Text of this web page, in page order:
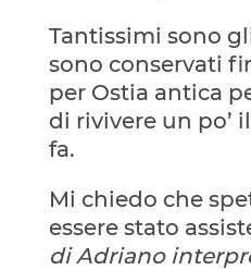
Tantissimi sono
sono conservati
per Ostia antica
di rivivere un po’
fa.
Mi chiedo che
essere stato
di Adriano